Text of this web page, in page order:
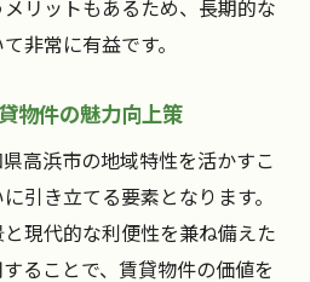
リットもあるため、長期的な
非常に有益です。
物件の魅力向上策
高浜市の地域特性を活かすこ
引き立てる要素となります。
現代的な利便性を兼ね備えた
ることで、賃貸物件の価値を